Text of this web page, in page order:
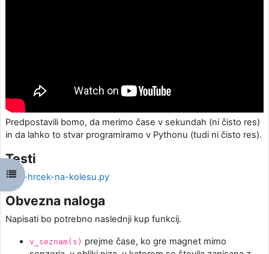
Открыть оглавление курса
Predpostavili bomo, da merimo čase v sekundah (ni čisto res)
in da lahko to stvar programiramo v Pythonu (tudi ni čisto res).
Testi
testi-hrcek-na-kolesu.py
Obvezna naloga
Napisati bo potrebno naslednji kup funkcij.
v_seznam(s) prejme čase, ko gre magnet mimo